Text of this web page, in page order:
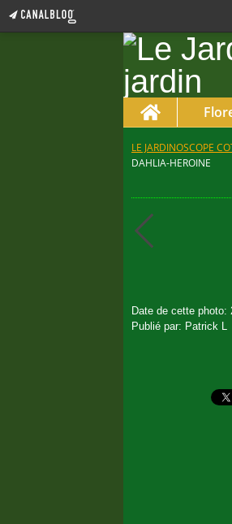
Home
LE JARDINOSCOPE
DAHLIA-HEROINE
Date de cette photo:
Publié par: Patrick L